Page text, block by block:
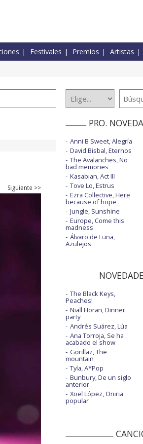
Festivales Premios Artistas
Siguiente >>
PRO.
Anni B Sweet, Alegría
David Bisbal, Eternos
The Avalanches, No
bad memories
Kasabian, Act III
Tove Lo, Estrus
Ezra Collective, Here
because of hope
Jungle, Sunshine
Europe, Come this
madness
Álvaro de Luna,
Azulejos
The Black Keys,
Peaches!
Niall Horan, Dinner
party
Andrés Suárez, Lúa
Ana Torroja, Se ha
acabado el show
Gorillaz, The
mountain
Tyla, A*Pop
Bunbury, De un siglo
anterior
Xoel López, Oniria
popular